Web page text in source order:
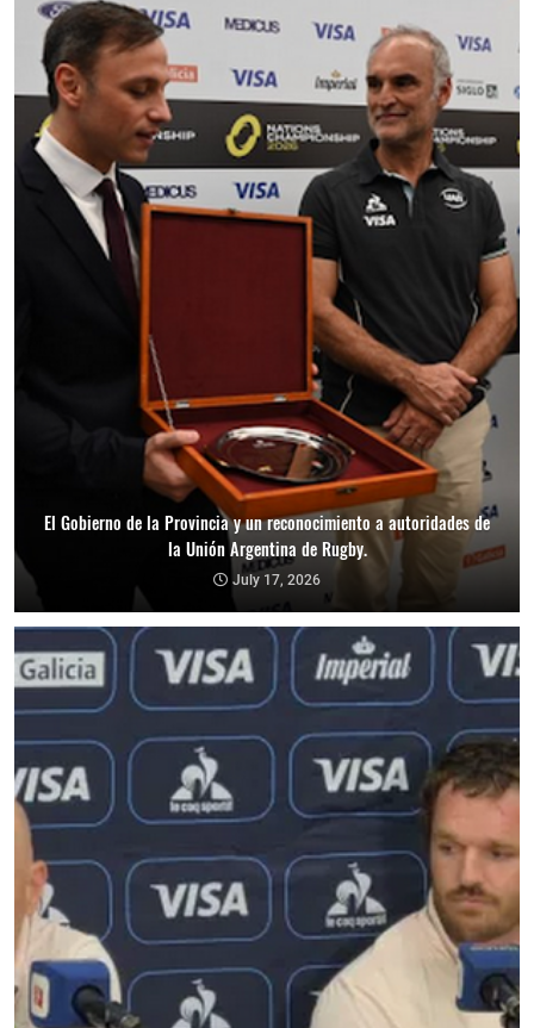
El Gobierno de la Provincia y un reconocimiento a autoridades de
la Unión Argentina de Rugby.
July 17, 2026